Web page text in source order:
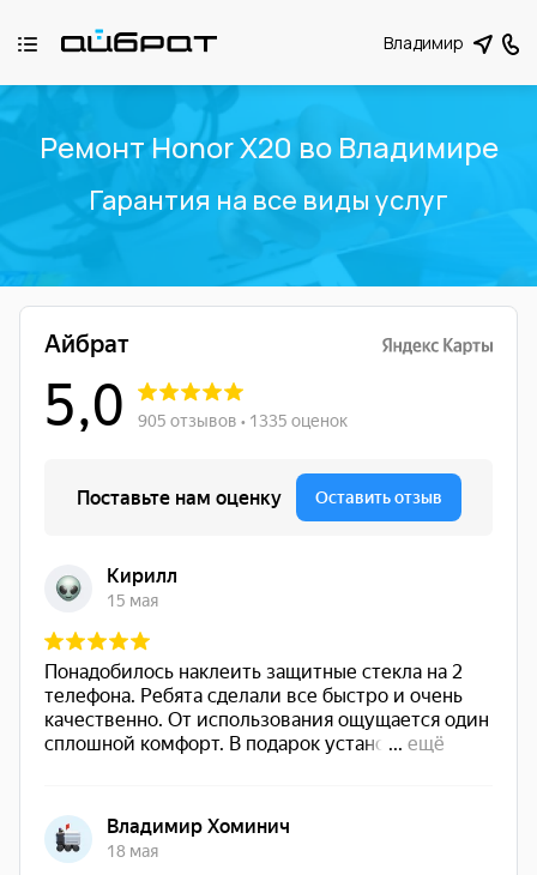
Владимир
Ремонт Honor X20 во Владимире
Гарантия на все виды услуг